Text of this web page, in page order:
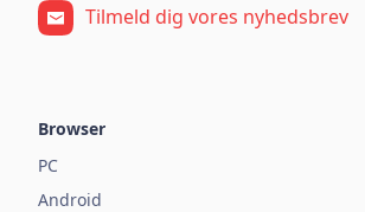
Tilmeld dig vores nyhedsbrev
Browser
PC
Android